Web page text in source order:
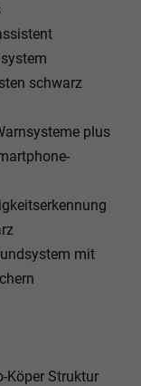
schwarz
plus
mit
Köper Struktur